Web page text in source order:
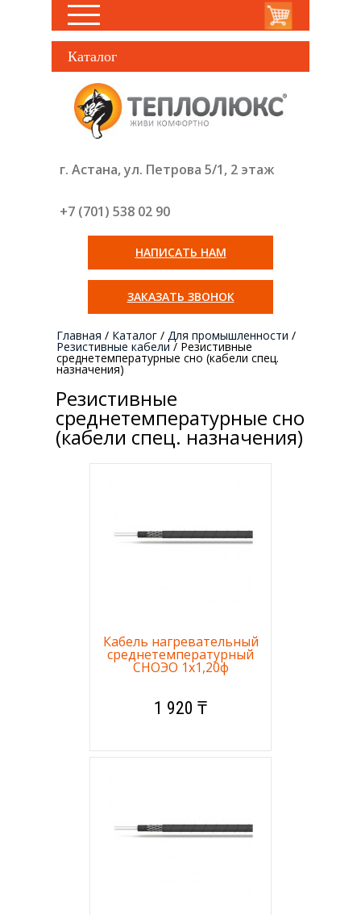
Каталог
г. Астана, ул. Петрова 5/1, 2 этаж
+7 (701) 538 02 90
НАПИСАТЬ НАМ
ЗАКАЗАТЬ ЗВОНОК
Главная / Каталог / Для промышленности /
Резистивные кабели / Резистивные
среднетемпературные сно (кабели спец.
назначения)
Резистивные
среднетемпературные сно
(кабели спец. назначения)
Кабель нагревательный
среднетемпературный
СНОЭО 1х1,20ф
1 920 ₸